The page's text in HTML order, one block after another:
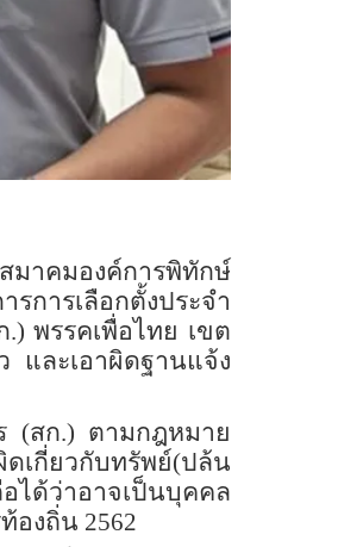
มาคมองค์การพิทักษ์
ารเลือกตั้งประจำ
พรรคเพื่อไทย เขต
และเอาผิดฐานแจ้ง
(สก.) ตามกฎหมาย
เกี่ยวกับทรัพย์(ปล้น
ได้ว่าอาจเป็นบุคคล
องถิ่น 2562